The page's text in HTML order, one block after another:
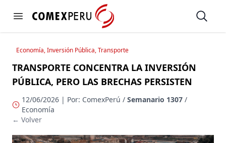
Open menu
https://www.comexperu.org.pe Open
Economía, Inversión Pública, Transporte
TRANSPORTE CONCENTRA LA INVERSIÓN
PÚBLICA, PERO LAS BRECHAS PERSISTEN
12/06/2026 | Por: ComexPerú /Semanario 1307 /
Economía
← Volver